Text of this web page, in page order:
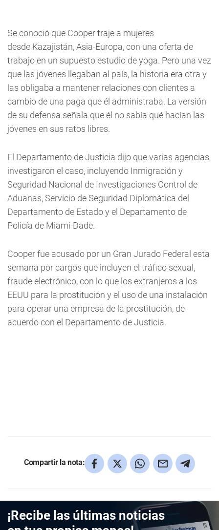
Se conoció que Cooper traje a mujeres
desde Kazajistán, Asia-Europa, con una oferta de
trabajo en un supuesto estudio de yoga. Pero una vez
que las jóvenes llegaban al país, la historia era otra y
las obligaba a mantener relaciones con clientes a
cambio de una paga que él administraba. La versión
de su defensa señala que él no sabía qué hacían las
jóvenes en sus ratos libres.
El Departamento de Justicia dijo que varias agencias
investigaron el caso, incluyendo Inmigración y
Seguridad Nacional de Investigaciones Control de
Aduanas, Servicio de Seguridad Diplomática del
Departamento de Estado y el Departamento de
Policía de Miami-Dade.
Cooper fue acusado por un Gran Jurado Federal esta
semana por cargos que incluyen el tráfico sexual,
fraude electrónico, con lo que los extranjeros a los
EEUU para la prostitución y el uso de una instalación
para operar una empresa de la prostitución, de
acuerdo con el Departamento de Justicia.
Compartir la nota:
¡Recibe las últimas noticias